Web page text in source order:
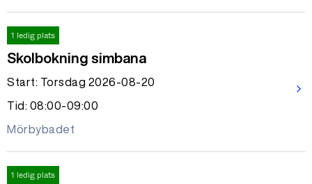
1 ledig plats
Skolbokning simbana
Start: Torsdag 2026-08-20
Tid: 08:00-09:00
Mörbybadet
arrow_forward_ios
1 ledig plats